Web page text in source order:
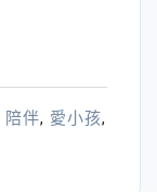
陪伴, 愛小孩,